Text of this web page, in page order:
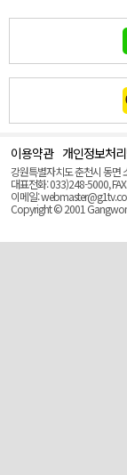
이용약관 개인정보처
강원특별자치도 춘천시 동면
대표전화: 033)248-5000,
이메일:
Copyright © 2001 Gangwon